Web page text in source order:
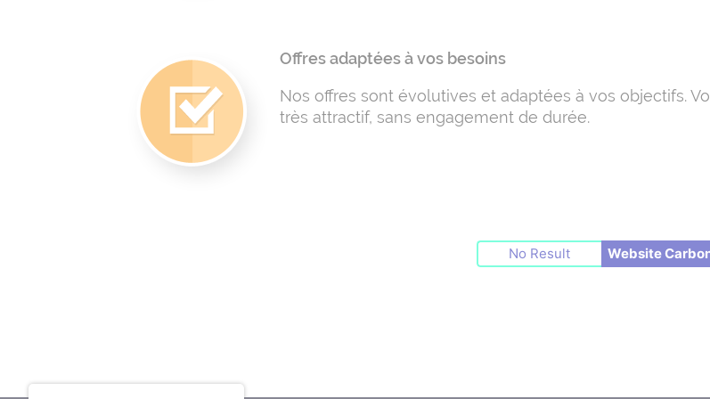
Offres adaptées à vos besoins
Nos offres sont évolutives et adaptées à vos objectifs.
très attractif, sans engagement de durée.
No Result Website